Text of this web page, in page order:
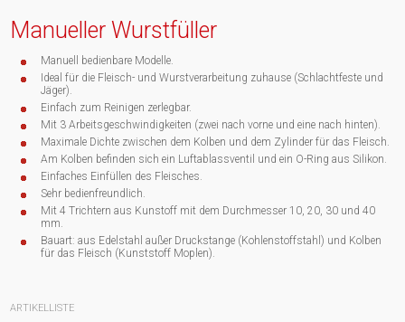
Manueller Wurstfüller
Manuell bedienbare Modelle.
Ideal für die Fleisch- und Wurstverarbeitung zuhause (Schlachtfeste und
Jäger).
Einfach zum Reinigen zerlegbar.
Mit 3 Arbeitsgeschwindigkeiten (zwei nach vorne und eine nach hinten).
Maximale Dichte zwischen dem Kolben und dem Zylinder für das Fleisch.
Am Kolben befinden sich ein Luftablassventil und ein O-Ring aus Silikon.
Einfaches Einfüllen des Fleisches.
Sehr bedienfreundlich.
Mit 4 Trichtern aus Kunstoff mit dem Durchmesser 10, 20, 30 und 40
mm.
Bauart: aus Edelstahl außer Druckstange (Kohlenstoffstahl) und Kolben
für das Fleisch (Kunststoff Moplen).
ARTIKELLISTE